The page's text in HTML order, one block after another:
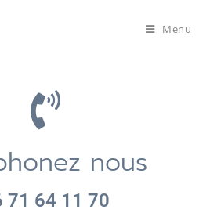
Menu
nous
71 64 11 70